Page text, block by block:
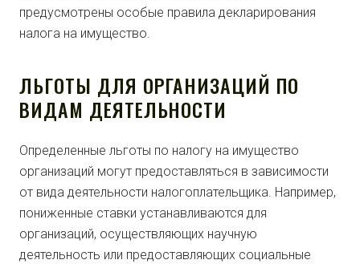
предусмотрены особые правила декларирования
налога на имущество.
ЛЬГОТЫ ДЛЯ ОРГАНИЗАЦИЙ ПО
ВИДАМ ДЕЯТЕЛЬНОСТИ
Определенные льготы по налогу на имущество
организаций могут предоставляться в зависимости
от вида деятельности налогоплательщика. Например,
пониженные ставки устанавливаются для
организаций, осуществляющих научную
деятельность или предоставляющих социальные